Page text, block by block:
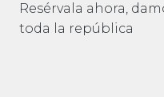
Resérvala ahora,
toda la república